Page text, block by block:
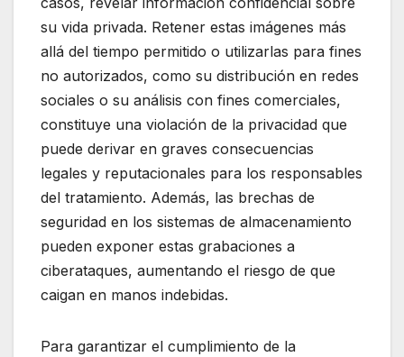
su vida privada. Retener estas imágenes más
allá del tiempo permitido o utilizarlas para fines
no autorizados, como su distribución en redes
sociales o su análisis con fines comerciales,
constituye una violación de la privacidad que
puede derivar en graves consecuencias
legales y reputacionales para los responsables
del tratamiento. Además, las brechas de
seguridad en los sistemas de almacenamiento
pueden exponer estas grabaciones a
ciberataques, aumentando el riesgo de que
caigan en manos indebidas.
Para garantizar el cumplimiento de la